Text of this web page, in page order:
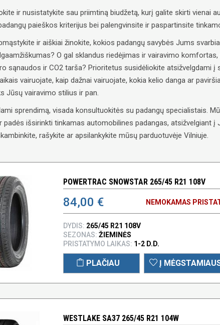
ir nusistatykite sau priimtiną biudžetą, kurį galite skirti vienai
paieškos kriterijus bei palengvinsite ir paspartinsite
ir aiškiai žinokite, kokios padangų savybės Jums
O gal sklandus riedėjimas ir vairavimo
sąnaudos ir CO2 tarša? Prioritetus susidėliokite atsižvelgdami į
vairuojate, kaip dažnai vairuojate, kokia kelio danga ar
Jūsų vairavimo stilius ir pan.
sprendimą, visada konsultuokitės su padangų specialistais.
padės išsirinkti tinkamas automobilines padangas, atsižvelgiant į
rašykite ar apsilankykite mūsų parduotuvėje Vilniuje.
POWERTRAC SNOWSTAR 265/45 R21 108V
84,00 € NEMOKAMAS
DYDIS: 265/45 R21 108V
SEZONAS: ŽIEMINĖS
PRISTATYMO LAIKAS: 1-2 D.D.
PLAČIAU Į
WESTLAKE SA37 265/45 R21 104W